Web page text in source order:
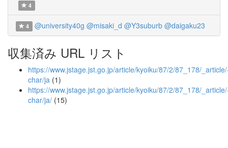
4
4 @university40g @misaki_d @Y3suburb @daigaku23
収集済み URL リスト
https://www.jstage.jst.go.jp/article/kyoiku/87/2/87_178/
char/ja (1)
https://www.jstage.jst.go.jp/article/kyoiku/87/2/87_178/
char/ja/ (15)